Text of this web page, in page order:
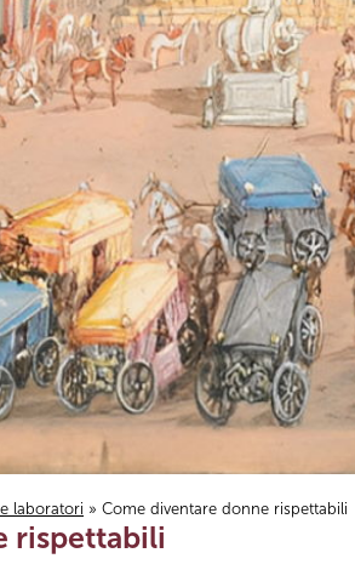
laboratori » Come diventare donne rispettabili
rispettabili